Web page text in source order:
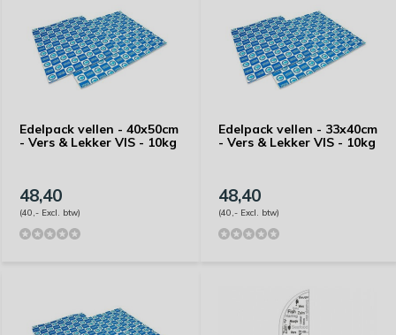
Edelpack vellen - 40x50cm
- Vers & Lekker VIS - 10kg
48,40
(40,- Excl. btw)
Edelpack vellen - 33x40cm
- Vers & Lekker VIS - 10kg
48,40
(40,- Excl. btw)